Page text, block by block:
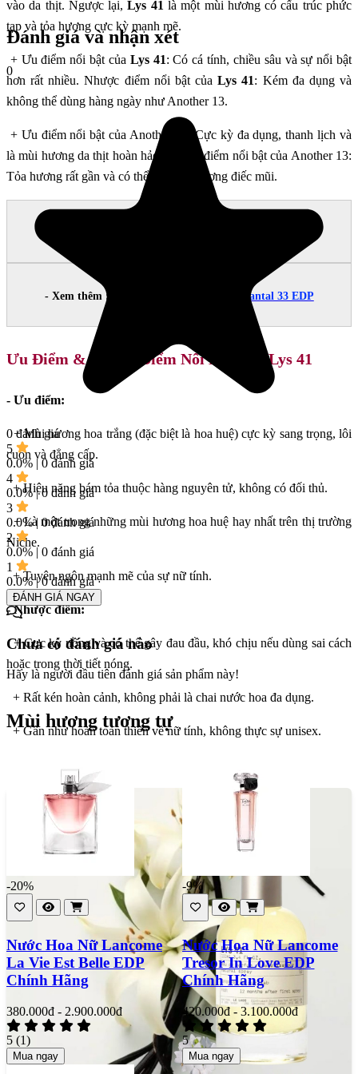
vào da thịt. Ngược lại,Lys 41là một mùi hương có cấu trúc phức
tạp và tỏa hương cực kỳ mạnh mẽ.
+ Ưu điểm nổi bật của Lys 41: Có cá tính, chiều sâu và sự nổi bật
hơn rất nhiều. Nhược điểm nổi bật củaLys 41: Kém đa dụng và
không thể dùng hàng ngày như Another 13.
+ Ưu điểm nổi bật của Another 13: Cực kỳ đa dụng, thanh lịch và
là mùi hương da thịt hoàn hảo. Nhược điểm nổi bật của Another 13:
Tỏa hương rất gần và có thể gây hiện tượng điếc mũi.
- Xem thêm : Nước Hoa Unisex Le Labo Santal 33 EDP
Ưu Điểm & Nhược Điểm Nổi Bật Của Lys 41
- Ưu điểm:
+ Mùi hương hoa trắng (đặc biệt là hoa huệ) cực kỳ sang trọng, lôi
cuốn và đẳng cấp.
+ Hiệu năng bám tỏa thuộc hàng nguyên tử, không có đối thủ.
+ Là một trong những mùi hương hoa huệ hay nhất trên thị trường
Niche.
+ Tuyên ngôn mạnh mẽ của sự nữ tính.
- Nhược điểm:
+ Cực kỳ nồng và có thể gây đau đầu, khó chịu nếu dùng sai cách
hoặc trong thời tiết nóng.
+ Rất kén hoàn cảnh, không phải là chai nước hoa đa dụng.
+ Gần như hoàn toàn thiên về nữ tính, không thực sự unisex.
Đánh giá và nhận xét
0
0 đánh giá
5
0.0% | 0 đánh giá
4
0.0% | 0 đánh giá
3
0.0% | 0 đánh giá
2
0.0% | 0 đánh giá
1
0.0% | 0 đánh giá
ĐÁNH GIÁ NGAY
Chưa có đánh giá nào
Hãy là người đầu tiên đánh giá sản phẩm này!
Mùi hương tương tự
-20%
Nước Hoa Nữ Lancome
La Vie Est Belle EDP
Chính Hãng
380.000đ - 2.900.000đ
5 (1)
Mua ngay
-9%
Nước Hoa Nữ Lancome
Tresor In Love EDP
Chính Hãng
420.000đ - 3.100.000đ
5
Mua ngay